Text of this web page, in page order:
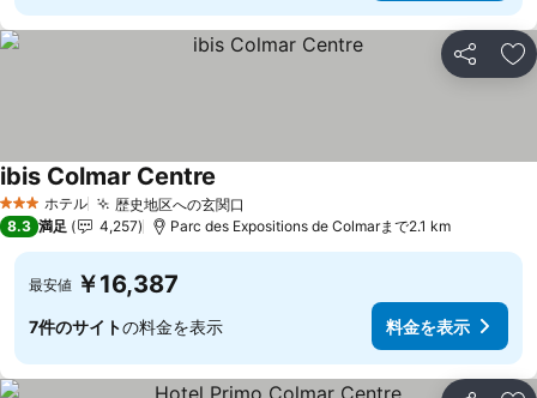
シェア お
3 ホテルのランク
ホテル 歴史地区への玄関口
ibis Colmar Centre
8.3 満足 4,257 Parc des Expositions de Colmarまで2.1 km
最安値 ￥16,387
7件のサイトの料金を表示 料金を表示